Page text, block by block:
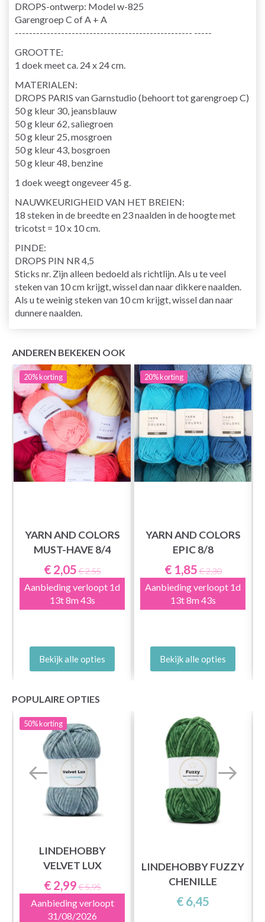
DROPS-ontwerp: Model w-825
Garengroep C of A + A
-------------------------------------------------- -----
GROOTTE:
1 doek meet ca. 24 x 24 cm.
MATERIALEN:
DROPS PARIS van Garnstudio (behoort tot garengroep C)
50 g kleur 30, jeansblauw
50 g kleur 62, saliegroen
50 g kleur 25, mosgroen
50 g kleur 43, bosgroen
50 g kleur 48, benzine
1 doek weegt ongeveer 45 g.
NAUWKEURIGHEID VAN HET BREIEN:
18 steken in de breedte en 23 naalden in de hoogte met
tricotst = 10 x 10 cm.
PINDE:
DROPS PIN NR 4,5
Sticks nr. Zijn alleen bedoeld als richtlijn. Als u te veel
steken van 10 cm krijgt, wissel dan naar dikkere naalden.
Als u te weinig steken van 10 cm krijgt, wissel dan naar
dunnere naalden.
ANDEREN BEKEKEN OOK
20%korting
YARN AND COLORS
MUST-HAVE 8/4
€ 2,05 € 2,55
Aanbieding verloopt 1d
13t 8m 42s
Bekijk alle opties
20%korting
YARN AND COLORS
EPIC 8/8
€ 1,85 € 2,30
Aanbieding verloopt 1d
13t 8m 42s
Bekijk alle opties
POPULAIRE OPTIES
50%korting
LINDEHOBBY
VELVET LUX
€ 2,99 € 5,95
Aanbieding verloopt
31/08/2026
LINDEHOBBY FUZZY
CHENILLE
€ 6,45